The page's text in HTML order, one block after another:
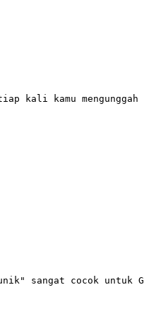
kali kamu
sangat cocok